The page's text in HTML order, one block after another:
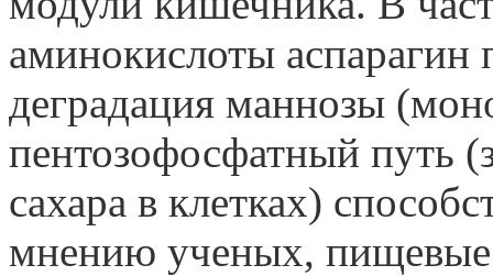
аминокислоты аспарагин
деградация маннозы
пентозофосфатный путь
сахара в клетках)
мнению ученых, пищевые